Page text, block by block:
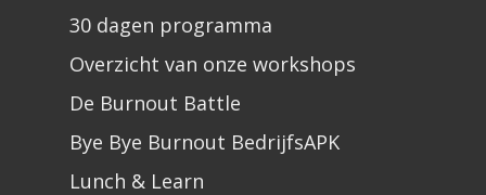
30 dagen programma
Overzicht van onze workshops
De Burnout Battle
Bye Bye Burnout BedrijfsAPK
Lunch & Learn